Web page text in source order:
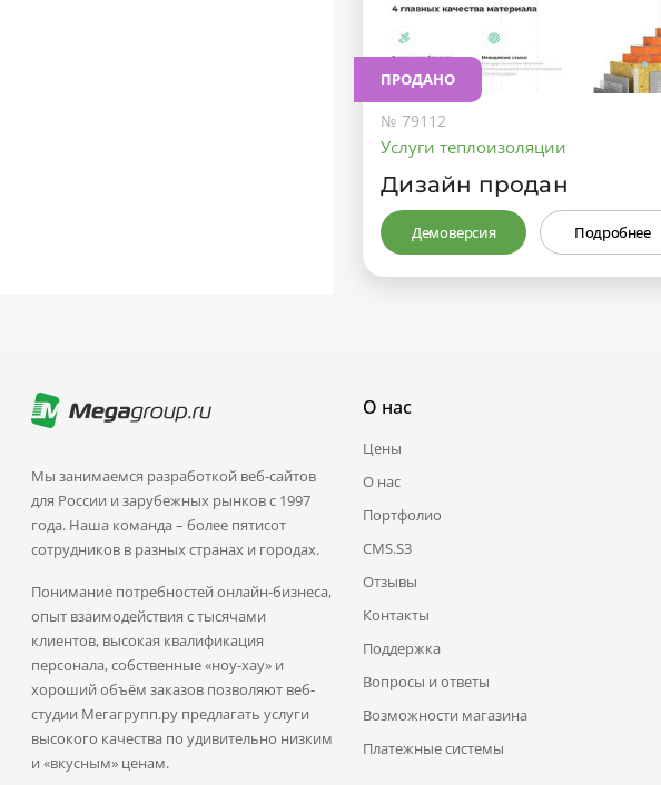
ПРОДАНО
№ 79112
Услуги теплоизоляции
Дизайн продан
Демоверсия Подробнее
Мы занимаемся разработкой веб-сайтов
для России и зарубежных рынков с 1997
года. Наша команда – более пятисот
сотрудников в разных странах и городах.
Понимание потребностей онлайн-бизнеса,
опыт взаимодействия с тысячами
клиентов, высокая квалификация
персонала, собственные «ноу-хау» и
хороший объём заказов позволяют веб-
студии Мегагрупп.ру предлагать услуги
высокого качества по удивительно низким
и «вкусным» ценам.
О нас
Цены
О нас
Портфолио
CMS.S3
Отзывы
Контакты
Поддержка
Вопросы и ответы
Возможности магазина
Платежные системы